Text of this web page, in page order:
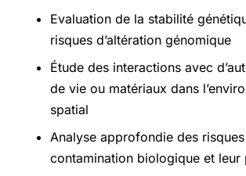
Evaluation de la stabilité
risques d’altération génomique
Étude des interactions avec
de vie ou matériaux dans
spatial
Analyse approfondie des
contamination biologique et leur